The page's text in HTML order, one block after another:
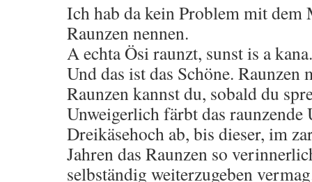
Ich hab da kein Problem mit dem
Raunzen nennen.
A echta Ösi raunzt, sunst is a kana.
Und das ist das Schöne. Raunzen
Raunzen kannst du, sobald du
Unweigerlich färbt das raunzende
Dreikäsehoch ab, bis dieser, im
Jahren das Raunzen so
selbständig weiterzugeben